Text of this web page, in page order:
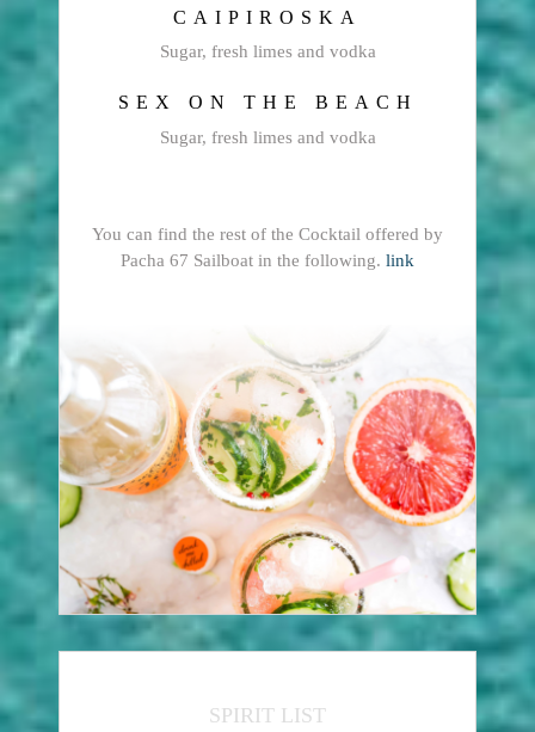
CAIPIROSKA
Sugar, fresh limes and vodka
SEX ON THE BEACH
Sugar, fresh limes and vodka
You can find the rest of the Cocktail offered by
Pacha 67 Sailboat in the following. link
SPIRIT LIST